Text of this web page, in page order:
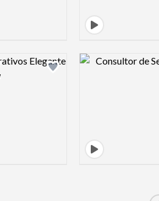
image